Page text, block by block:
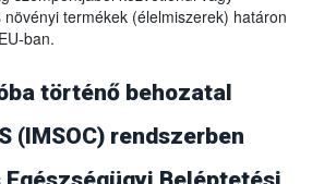
termékek (élelmiszerek) határon
ban.
történő behozatal
(IMSOC) rendszerben